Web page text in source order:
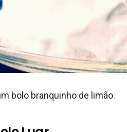
bolo branquinho de limão.